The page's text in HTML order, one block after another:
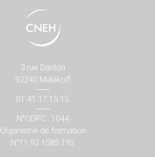
3 rue Danton
92240 Malakoff
01 41 17 15 15
N°ODPC : 1044
Organisme de formation
N°11 92 1585 192